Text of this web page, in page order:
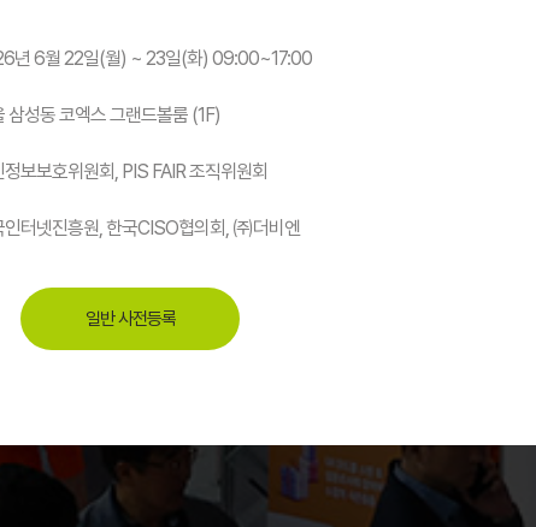
년 6월 22일(월) ~ 23일(화) 09:00~17:00
삼성동 코엑스 그랜드볼룸 (1F)
정보보호위원회, PIS FAIR 조직위원회
인터넷진흥원, 한국CISO협의회, ㈜더비엔
일반 사전등록